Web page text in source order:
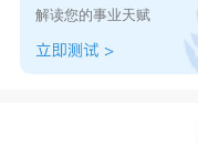
解读您的事业天赋